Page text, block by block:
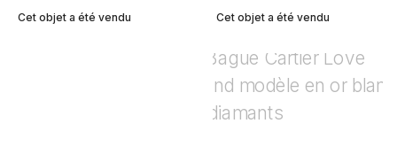
Cet objet a été vendu
Cet objet a été vendu